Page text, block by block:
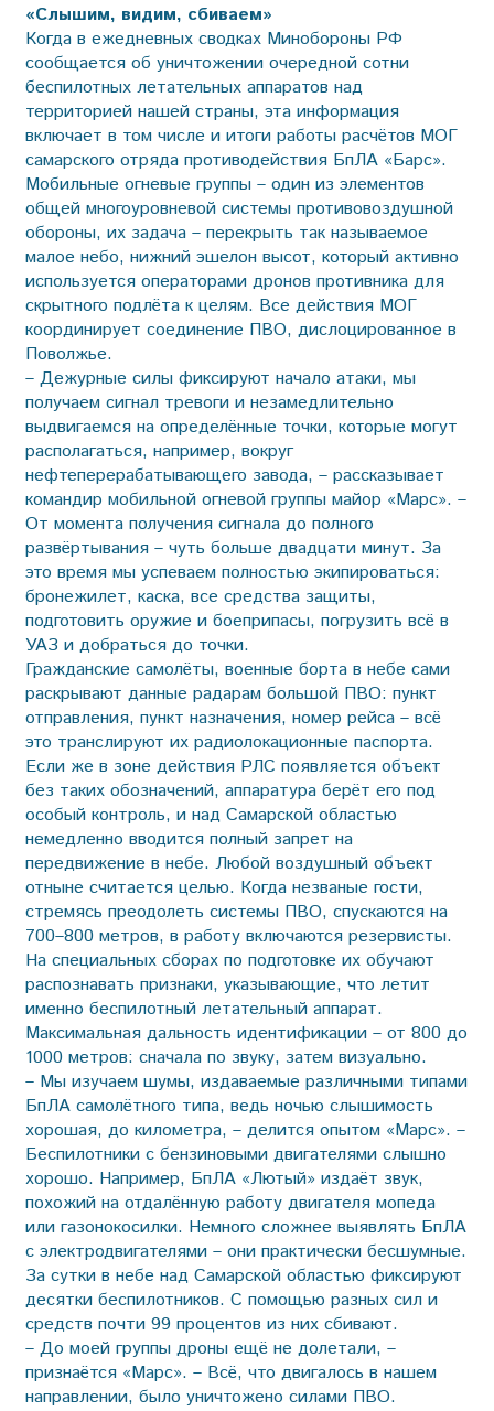
«Слышим, видим, сбиваем»
Когда в ежедневных сводках Минобороны РФ
сообщается об уничтожении очередной сотни
беспилотных летательных аппаратов над
территорией нашей страны, эта информация
включает в том числе и итоги работы расчётов МОГ
самарского отряда противодействия БпЛА «Барс».
Мобильные огневые группы – один из элементов
общей многоуровневой системы противовоздушной
обороны, их задача – перекрыть так называемое
малое небо, нижний эшелон высот, который активно
используется операторами дронов противника для
скрытного подлёта к целям. Все действия МОГ
координирует соединение ПВО, дислоцированное в
Поволжье.
– Дежурные силы фиксируют начало атаки, мы
получаем сигнал тревоги и незамедлительно
выдвигаемся на определённые точки, которые могут
располагаться, например, вокруг
нефтеперерабатывающего завода, – рассказывает
командир мобильной огневой группы майор «Марс». –
От момента получения сигнала до полного
развёртывания – чуть больше двадцати минут. За
это время мы успеваем полностью экипироваться:
бронежилет, каска, все средства защиты,
подготовить оружие и боеприпасы, погрузить всё в
УАЗ и добраться до точки.
Гражданские самолёты, военные борта в небе сами
раскрывают данные радарам большой ПВО: пункт
отправления, пункт назначения, номер рейса – всё
это транслируют их радиолокационные паспорта.
Если же в зоне действия РЛС появляется объект
без таких обозначений, аппаратура берёт его под
особый контроль, и над Самарской областью
немедленно вводится полный запрет на
передвижение в небе. Любой воздушный объект
отныне считается целью. Когда незваные гости,
стремясь преодолеть системы ПВО, спускаются на
700–800 метров, в работу включаются резервисты.
На специальных сборах по подготовке их обучают
распознавать признаки, указывающие, что летит
именно беспилотный летательный аппарат.
Максимальная дальность идентификации – от 800 до
1000 метров: сначала по звуку, затем визуально.
– Мы изучаем шумы, издаваемые различными типами
БпЛА самолётного типа, ведь ночью слышимость
хорошая, до километра, – делится опытом «Марс». –
Беспилотники с бензиновыми двигателями слышно
хорошо. Например, БпЛА «Лютый» издаёт звук,
похожий на отдалённую работу двигателя мопеда
или газонокосилки. Немного сложнее выявлять БпЛА
с электродвигателями – они практически бесшумные.
За сутки в небе над Самарской областью фиксируют
десятки беспилотников. С помощью разных сил и
средств почти 99 процентов из них сбивают.
– До моей группы дроны ещё не долетали, –
признаётся «Марс». – Всё, что двигалось в нашем
направлении, было уничтожено силами ПВО.